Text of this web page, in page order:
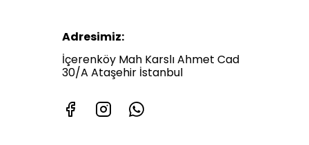
Adresimiz:
İçerenköy Mah Karslı Ahmet Cad
30/A Ataşehir İstanbul